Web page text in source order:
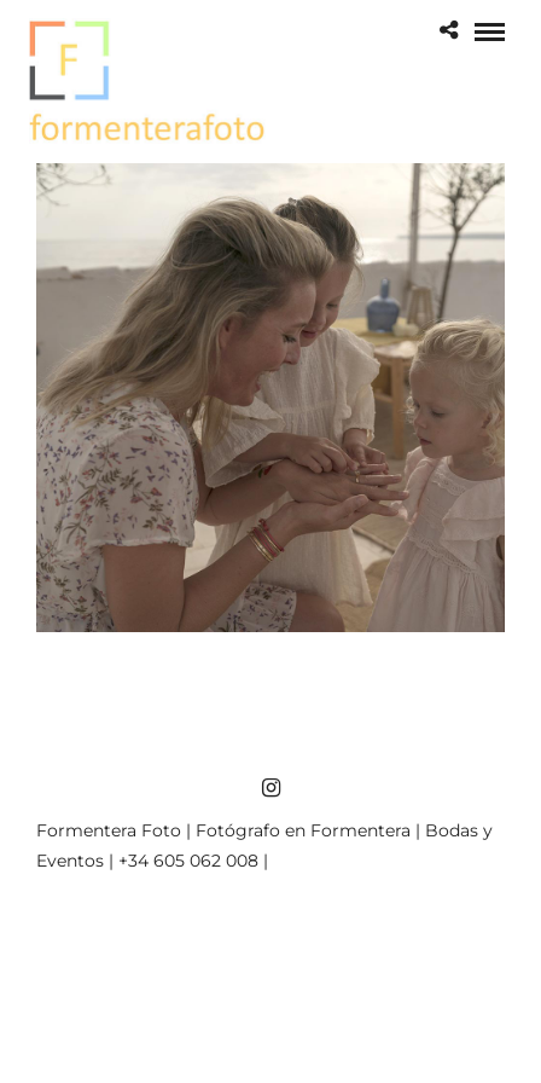
Formentera Foto | Fotógrafo en Formentera | Bodas y
Eventos | +34 605 062 008 |